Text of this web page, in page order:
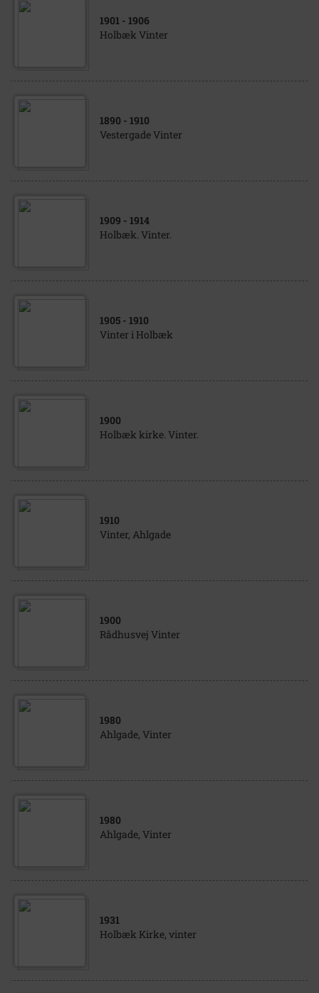
1901 - 1906
Holbæk Vinter
1890 - 1910
Vestergade Vinter
1909 - 1914
Holbæk. Vinter.
1905 - 1910
Vinter i Holbæk
1900
Holbæk kirke. Vinter.
1910
Vinter, Ahlgade
1900
Rådhusvej Vinter
1980
Ahlgade, Vinter
1980
Ahlgade, Vinter
1931
Holbæk Kirke, vinter